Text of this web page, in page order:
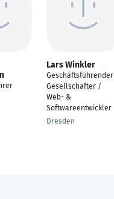
Lars Winkler
Geschäftsführender
Gesellschafter /
Web- &
Softwareentwickler
Dresden